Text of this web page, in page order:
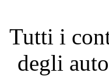
Tutti i
degli